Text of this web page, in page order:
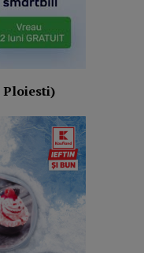
Ploiesti)